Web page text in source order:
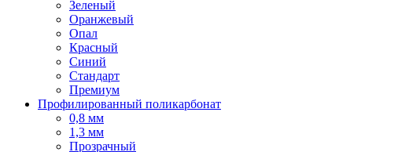
Зеленый
Оранжевый
Опал
Красный
Синий
Стандарт
Премиум
Профилированный поликарбонат
0,8 мм
1,3 мм
Прозрачный